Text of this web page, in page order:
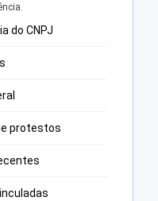
do CNPJ
protestos